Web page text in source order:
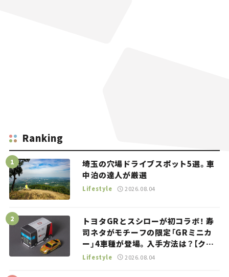
Ranking
埼玉の穴場ドライブスポット5選。車
中泊の達人が厳選
Lifestyle 2026.08.04
トヨタGRとスシローが初コラボ！ 寿
司ネタがモチーフの限定「GRミニカ
ー」4車種が登場。入手方法は？【クル
マとホビー】
Lifestyle 2026.08.04